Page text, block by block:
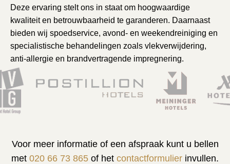
Deze ervaring stelt ons in staat om hoogwaardige
kwaliteit en betrouwbaarheid te garanderen. Daarnaast
bieden wij spoedservice, avond- en weekendreiniging en
specialistische behandelingen zoals vlekverwijdering,
anti-allergie en brandvertragende impregnering.
Voor meer informatie of een afspraak kunt u bellen
met 020 66 73 865 of het contactformulier invullen.